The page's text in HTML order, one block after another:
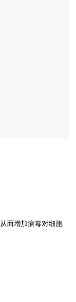
而增加病毒对细胞